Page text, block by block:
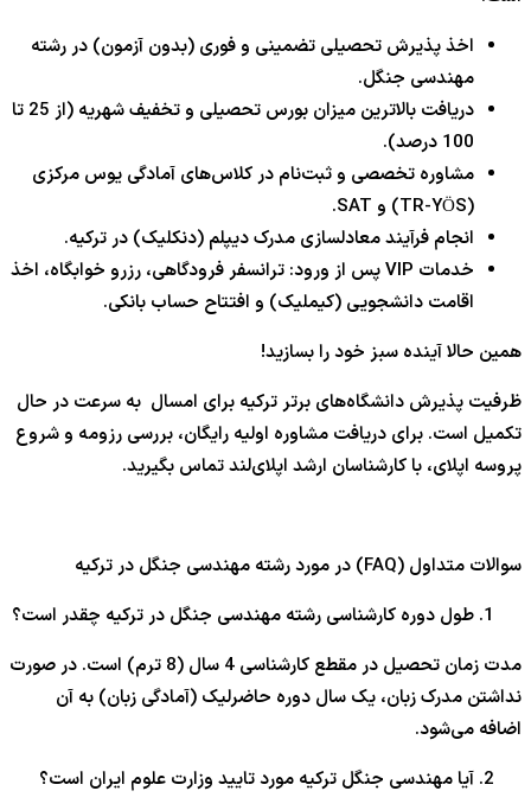
اخذ پذیرش تحصیلی تضمینی و فوری (بدون آزمون) در رشته
مهندسی جنگل.
دریافت بالاترین میزان بورس تحصیلی و تخفیف شهریه (از 25 تا
100 درصد).
مشاوره تخصصی و ثبت‌نام در کلاس‌های آمادگی یوس مرکزی
(TR-YÖS) و SAT.
انجام فرآیند معادلسازی مدرک دیپلم (دنکلیک) در ترکیه.
خدمات VIP پس از ورود: ترانسفر فرودگاهی، رزرو خوابگاه، اخذ
اقامت دانشجویی (کیملیک) و افتتاح حساب بانکی.
همین حالا آینده سبز خود را بسازید!
ظرفیت پذیرش دانشگاه‌های برتر ترکیه برای امسال به سرعت در حال
تکمیل است. برای دریافت مشاوره اولیه رایگان، بررسی رزومه و شروع
پروسه اپلای، با کارشناسان ارشد اپلای‌لند تماس بگیرید.
سوالات متداول (FAQ) در مورد رشته مهندسی جنگل در ترکیه
طول دوره کارشناسی رشته مهندسی جنگل در ترکیه چقدر است؟
مدت زمان تحصیل در مقطع کارشناسی 4 سال (8 ترم) است. در صورت
نداشتن مدرک زبان، یک سال دوره حاضرلیک (آمادگی زبان) به آن
اضافه می‌شود.
آیا مهندسی جنگل ترکیه مورد تایید وزارت علوم ایران است؟